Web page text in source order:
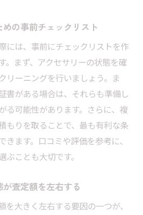
の事前チェックリスト
には、事前にチェックリストを作
。まず、アクセサリーの状態を確
リーニングを行いましょう。ま
書がある場合は、それらも準備し
る可能性があります。さらに、複
もりを取ることで、最も有利な条
きます。口コミや評価を参考に、
ことも大切です。
査定額を左右する
を大きく左右する要因の一つが、